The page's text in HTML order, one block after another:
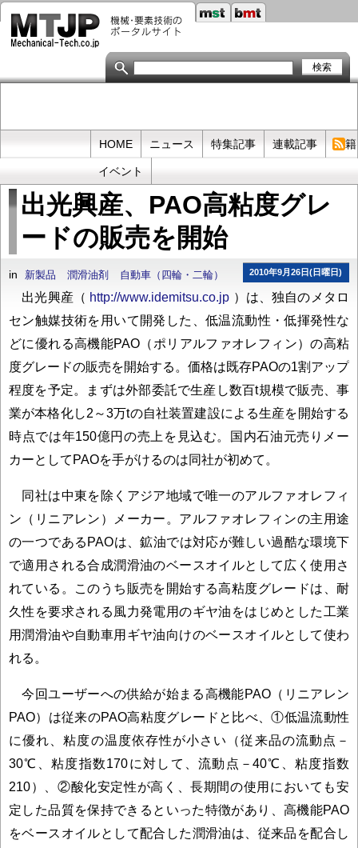
メ
イ
テ
HOME ニュース 特集記事 連載記事 書
イベント
出光興産、PAO高粘度グレ
ードの販売を開始
2010年9月26日(日曜日)
in 新製品 潤滑油剤 自動車（四輪・二輪）
出光興産（ http://www.idemitsu.co.jp ）は、独自のメタロ
セン触媒技術を用いて開発した、低温流動性・低揮発性な
どに優れる高機能PAO（ポリアルファオレフィン）の高粘
度グレードの販売を開始する。価格は既存PAOの1割アップ
程度を予定。まずは外部委託で生産し数百t規模で販売、事
業が本格化し2～3万tの自社装置建設による生産を開始する
時点では年150億円の売上を見込む。国内石油元売りメー
カーとしてPAOを手がけるのは同社が初めて。
同社は中東を除くアジア地域で唯一のアルファオレフィ
ン（リニアレン）メーカー。アルファオレフィンの主用途
の一つであるPAOは、鉱油では対応が難しい過酷な環境下
で適用される合成潤滑油のベースオイルとして広く使用さ
れている。このうち販売を開始する高粘度グレードは、耐
久性を要求される風力発電用のギヤ油をはじめとした工業
用潤滑油や自動車用ギヤ油向けのベースオイルとして使わ
れる。
今回ユーザーへの供給が始まる高機能PAO（リニアレン
PAO）は従来のPAO高粘度グレードと比べ、①低温流動性
に優れ、粘度の温度依存性が小さい（従来品の流動点－
30℃、粘度指数170に対して、流動点－40℃、粘度指数
210）、②酸化安定性が高く、長期間の使用においても安
定した品質を保持できるといった特徴があり、高機能PAO
をベースオイルとして配合した潤滑油は、従来品を配合し